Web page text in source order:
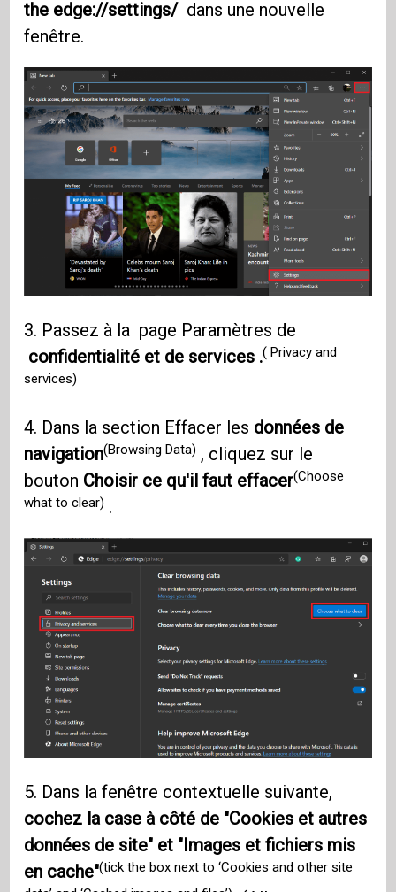
the edge://settings/ dans une nouvelle
fenêtre.
3. Passez à la page Paramètres de
confidentialité et de services .( Privacy and
services)
4. Dans la section Effacer les données de
navigation(Browsing Data) , cliquez sur le
bouton Choisir ce qu'il faut effacer(Choose
what to clear) .
5. Dans la fenêtre contextuelle suivante,
cochez la case à côté de "Cookies et autres
données de site" et "Images et fichiers mis
en cache"(tick the box next to ‘Cookies and other site